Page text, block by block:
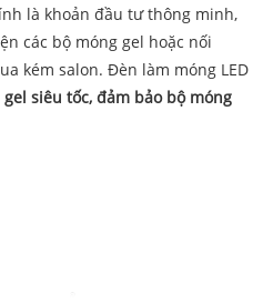
là khoản đầu tư thông minh,
các bộ móng gel hoặc nối
kém salon. Đèn làm móng LED
siêu tốc, đảm bảo bộ móng